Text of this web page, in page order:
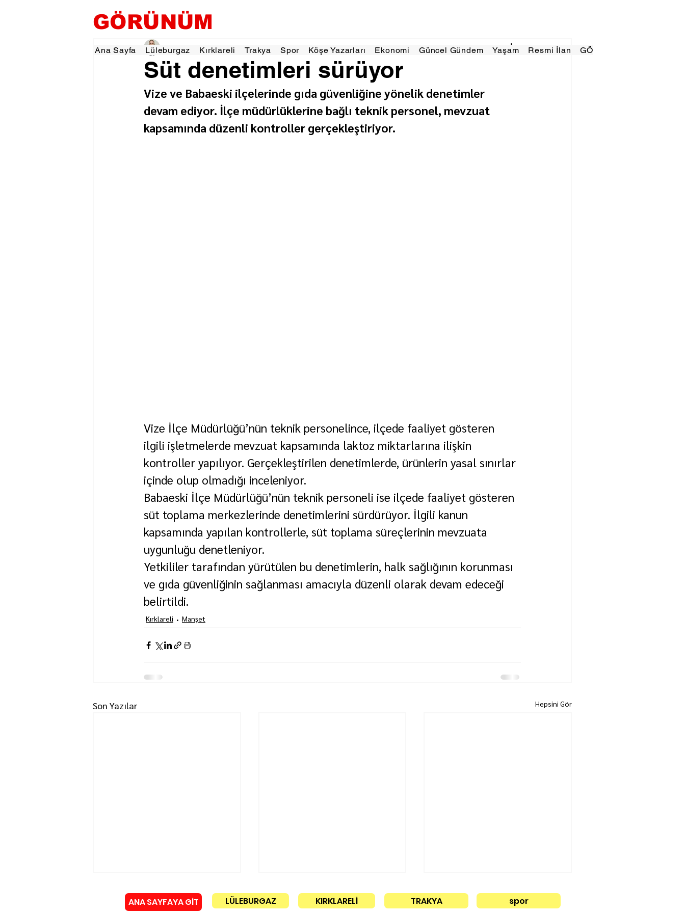
GÖRÜNÜM
Ana Sayfa Lüleburgaz Kırklareli Trakya Spor Köşe Yazarları Ekonomi Güncel Gündem Yaşam Resmi İlan GÖRÜNÜMTV
Süt denetimleri sürüyor
Hamza Dalgıç 8 Oca1 dakikada okunur
Vize ve Babaeski ilçelerinde gıda güvenliğine yönelik denetimler
devam ediyor. İlçe müdürlüklerine bağlı teknik personel, mevzuat
kapsamında düzenli kontroller gerçekleştiriyor.
Vize İlçe Müdürlüğü’nün teknik personelince, ilçede faaliyet gösteren
ilgili işletmelerde mevzuat kapsamında laktoz miktarlarına ilişkin
kontroller yapılıyor. Gerçekleştirilen denetimlerde, ürünlerin yasal sınırlar
içinde olup olmadığı inceleniyor.
Babaeski İlçe Müdürlüğü’nün teknik personeli ise ilçede faaliyet gösteren
süt toplama merkezlerinde denetimlerini sürdürüyor. İlgili kanun
kapsamında yapılan kontrollerle, süt toplama süreçlerinin mevzuata
uygunluğu denetleniyor.
Yetkililer tarafından yürütülen bu denetimlerin, halk sağlığının korunması
ve gıda güvenliğinin sağlanması amacıyla düzenli olarak devam edeceği
belirtildi.
Kırklareli Manşet
Son Yazılar Hepsini Gör
ANA SAYFAYA GİT LÜLEBURGAZ KIRKLARELİ TRAKYA spor